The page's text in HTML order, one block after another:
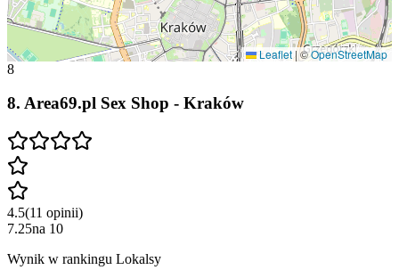
Leaflet|©OpenStreetMap
8
8. Area69.pl Sex Shop - Kraków
4.5(11 opinii)
7.25na 10
Wynik w rankingu Lokalsy